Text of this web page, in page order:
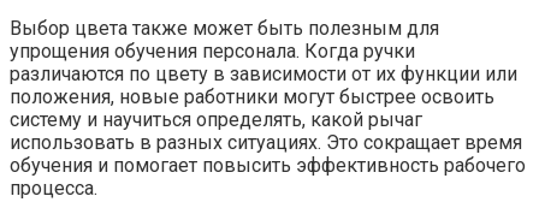
Выбор цвета также может быть полезным для
упрощения обучения персонала. Когда ручки
различаются по цвету в зависимости от их функции или
положения, новые работники могут быстрее освоить
систему и научиться определять, какой рычаг
использовать в разных ситуациях. Это сокращает время
обучения и помогает повысить эффективность рабочего
процесса.